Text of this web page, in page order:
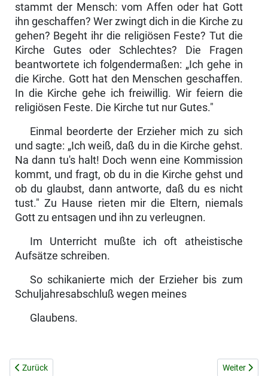
stammt der Mensch: vom Affen oder hat Gott
ihn ge­schaffen? Wer zwingt dich in die Kirche zu
gehen? Begeht ihr die religiösen Feste? Tut die
Kirche Gutes oder Schlechtes? Die Fragen
beantwortete ich folgendermaßen: „Ich gehe in
die Kirche. Gott hat den Menschen geschaffen.
In die Kirche gehe ich freiwillig. Wir feiern die
religiösen Feste. Die Kirche tut nur Gutes."
Einmal beorderte der Erzieher mich zu sich
und sagte: „Ich weiß, daß du in die Kirche gehst.
Na dann tu's halt! Doch wenn eine Kommission
kommt, und fragt, ob du in die Kirche gehst und
ob du glaubst, dann antworte, daß du es nicht
tust." Zu Hause rieten mir die Eltern, niemals
Gott zu entsagen und ihn zu verleugnen.
Im Unterricht mußte ich oft atheistische
Aufsätze schreiben.
So schikanierte mich der Erzieher bis zum
Schuljahresabschluß wegen meines
Glaubens.
Vorheriger Beitrag: NACHRICHTEN AUS DEN BISTÜMERN
Zurück Nächster
Weiter